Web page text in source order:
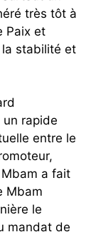
très tôt à
Paix et
la stabilité et
rapide
entre le
a fait
Mbam
le
mandat de